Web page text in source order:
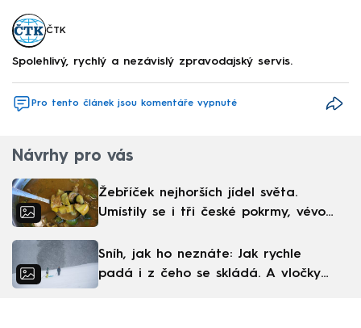
ČTK
Spolehlivý, rychlý a nezávislý zpravodajský servis.
Pro tento článek jsou komentáře vypnuté
Návrhy pro vás
Žebříček nejhorších jídel světa.
Umístily se i tři české pokrmy, vévodí
Sníh, jak ho neznáte: Jak rychle
padá i z čeho se skládá. A vločky